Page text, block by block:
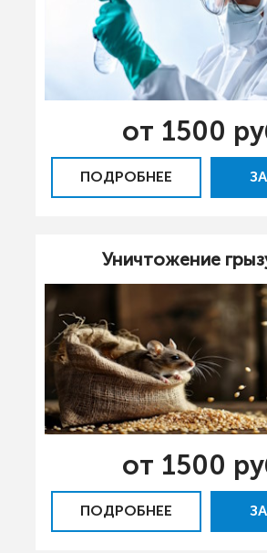
от 1500
ПОДРОБНЕЕ
Уничтожение
от 1500
ПОДРОБНЕЕ